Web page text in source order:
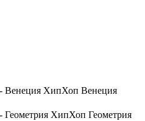
Венеция
Геометрия